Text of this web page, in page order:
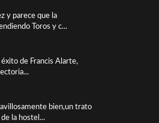
y parece que la
Toros y c...
de Francis Alarte,
bien,un trato
la hostel...